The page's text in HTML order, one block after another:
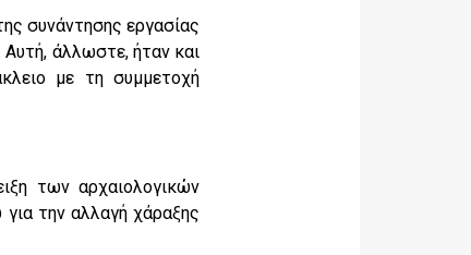
συνάντησης εργασίας
άλλωστε, ήταν και
με τη συμμετοχή
των αρχαιολογικών
την αλλαγή χάραξης